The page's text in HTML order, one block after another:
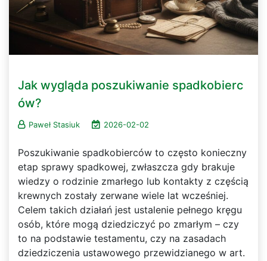
Jak wygląda poszukiwanie spadkobierc
ów?
Paweł Stasiuk 2026-02-02
Poszukiwanie spadkobierców to często konieczny
etap sprawy spadkowej, zwłaszcza gdy brakuje
wiedzy o rodzinie zmarłego lub kontakty z częścią
krewnych zostały zerwane wiele lat wcześniej.
Celem takich działań jest ustalenie pełnego kręgu
osób, które mogą dziedziczyć po zmarłym – czy
to na podstawie testamentu, czy na zasadach
dziedziczenia ustawowego przewidzianego w art.